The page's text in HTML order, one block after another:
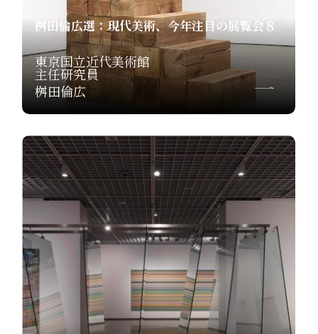
桝田倫広選：現代美術、今年注目の展覧会８
東京国立近代美術館
主任研究員
桝田倫広